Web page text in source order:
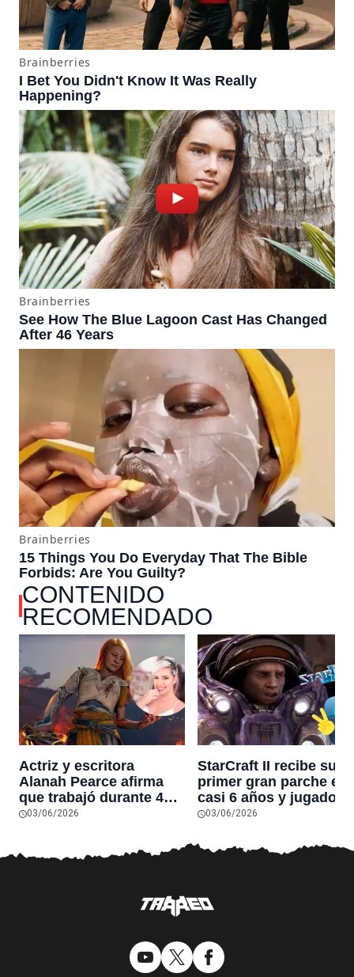
CONTENIDO
RECOMENDADO
Actriz y escritora
Alanah Pearce afirma
que trabajó durante 4
años creando God of
“ahora todo tiene
03/06/2026
StarCraft II recibe su
primer gran parche en
casi 6 años y
dicen que es
juego nuevo”
03/06/2026